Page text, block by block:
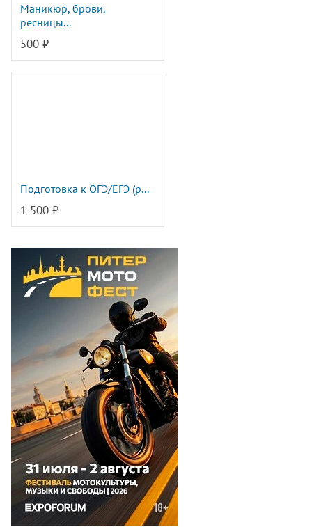
Маникюр, брови,
ресницы...
500 ₽
Подготовка к ОГЭ/ЕГЭ (р...
1 500 ₽